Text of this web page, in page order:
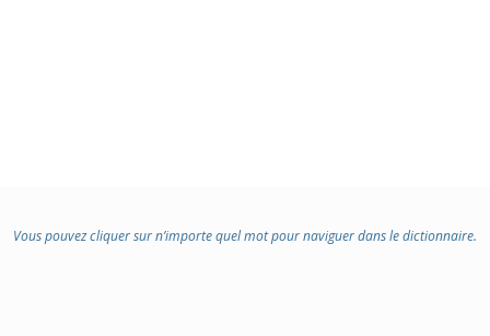
Vous pouvez cliquer sur n’importe quel mot pour naviguer dans le dictionnaire.